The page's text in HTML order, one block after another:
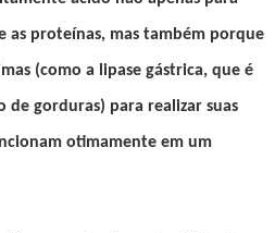
as proteínas, mas também porque
(como a lipase gástrica, que é
de gorduras) para realizar suas
otimamente em um